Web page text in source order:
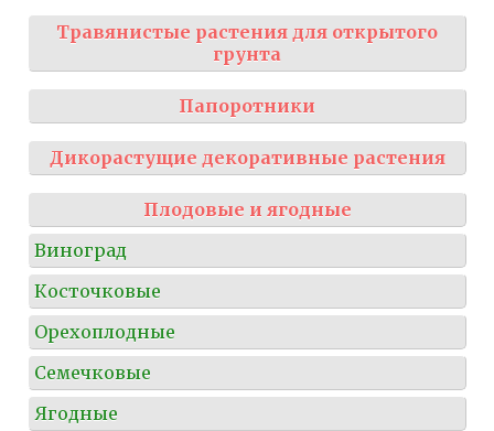
Травянистые растения для открытого
грунта
Папоротники
Дикорастущие декоративные растения
Плодовые и ягодные
Виноград
Косточковые
Орехоплодные
Семечковые
Ягодные